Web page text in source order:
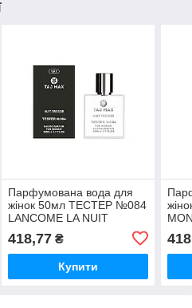
Парфумована вода для
жінок 50мл ТЕСТЕР №084
LANCOME LA NUIT
418,77₴
Купити